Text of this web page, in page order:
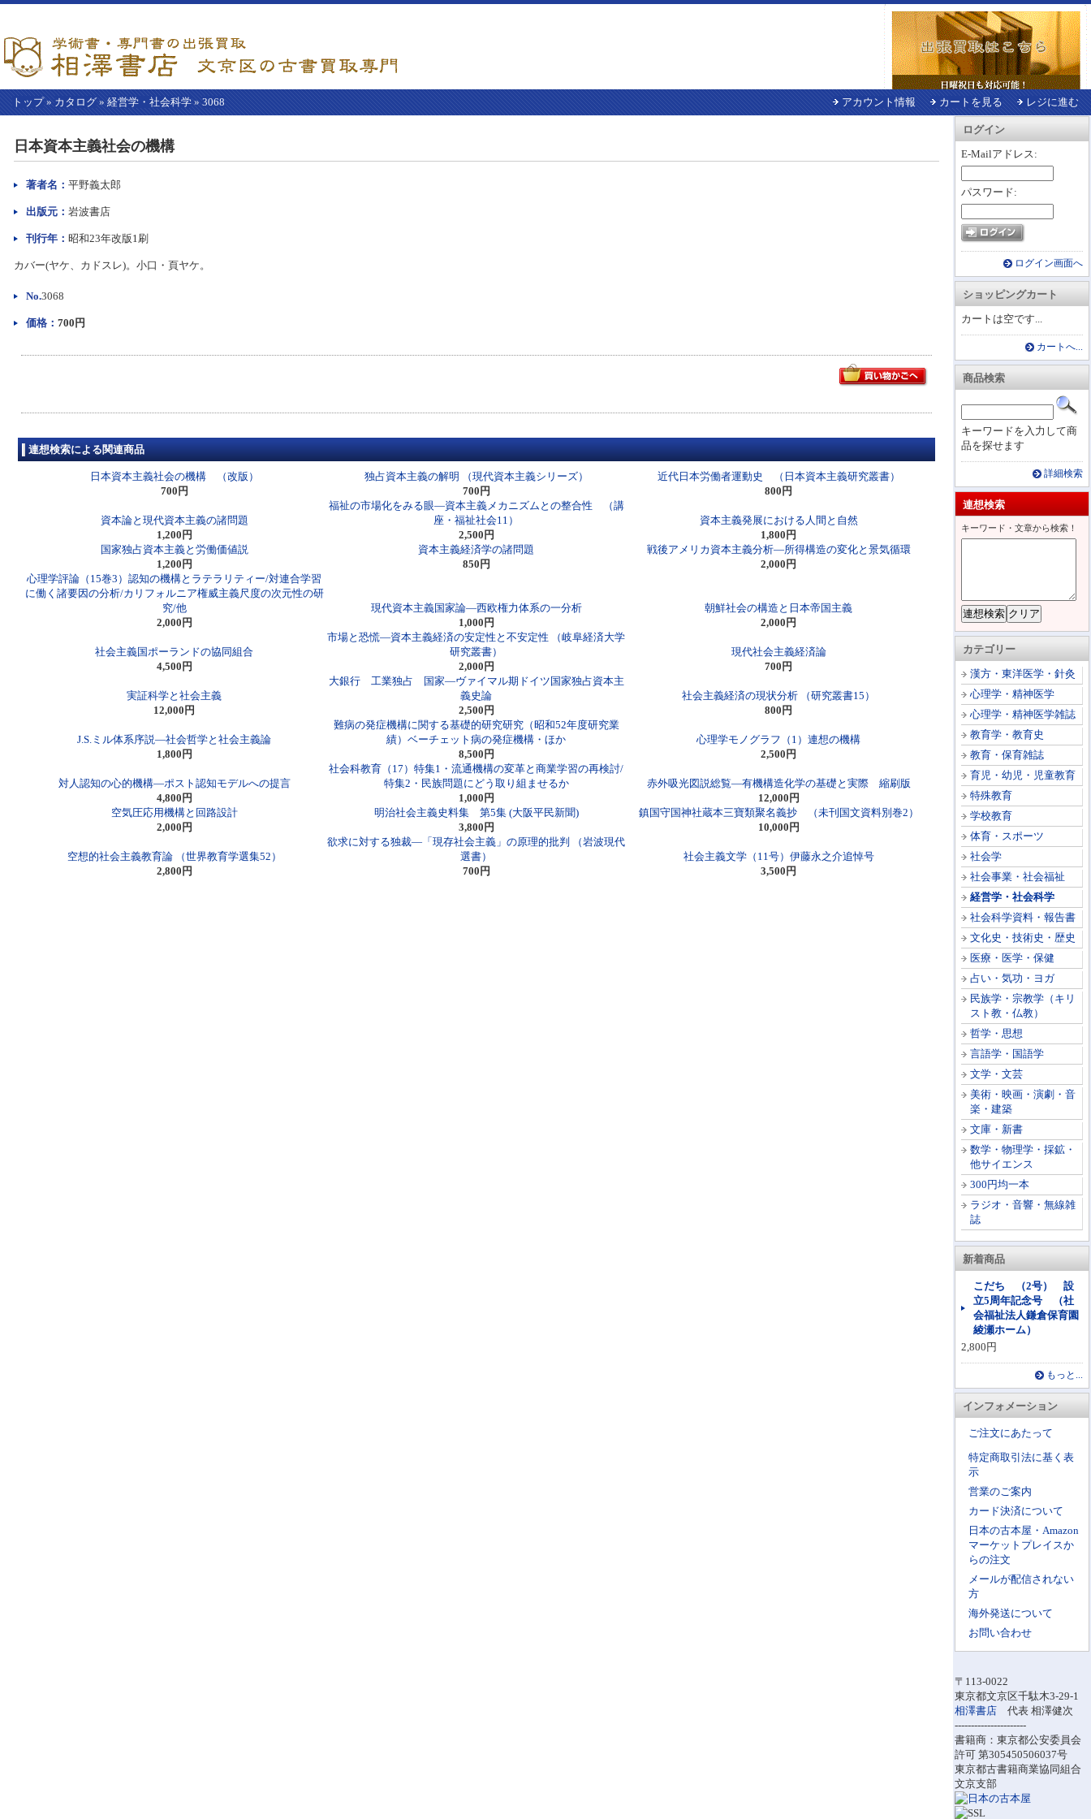
トップ» カタログ » 経営学・社会科学 » 3068 アカウント情報 カートを見る レジに進む
ログイン
E-Mailアドレス:
パスワード:
ログイン画面へ
ショッピングカート
カートは空です...
カートへ...
商品検索
キーワードを入力して商
品を探せます
詳細検索
連想検索
キーワード・文章から検索！
カテゴリー
漢方・東洋医学・針灸
心理学・精神医学
心理学・精神医学雑誌
教育学・教育史
教育・保育雑誌
育児・幼児・児童教育
特殊教育
学校教育
体育・スポーツ
社会学
社会事業・社会福祉
経営学・社会科学
社会科学資料・報告書
文化史・技術史・歴史
医療・医学・保健
占い・気功・ヨガ
民族学・宗教学（キリ
スト教・仏教）
哲学・思想
言語学・国語学
文学・文芸
美術・映画・演劇・音
楽・建築
文庫・新書
数学・物理学・採鉱・
他サイエンス
300円均一本
ラジオ・音響・無線雑
誌
新着商品
こだち （2号） 設
立5周年記念号 （社
会福祉法人鎌倉保育園
綾瀬ホーム）
2,800円
もっと...
インフォメーション
ご注文にあたって
特定商取引法に基く表
示
営業のご案内
カード決済について
日本の古本屋・Amazon
マーケットプレイスか
らの注文
メールが配信されない
方
海外発送について
お問い合わせ
〒113-0022
東京都文京区千駄木3-29-1
相澤書店 代表 相澤健次
----------------------
書籍商：東京都公安委員会
許可 第305450506037号
東京都古書籍商業協同組合
文京支部
本
日本資本主義社会の機構
著者名： 平野義太郎
出版元： 岩波書店
刊行年： 昭和23年改版1刷
カバー(ヤケ、カドスレ)。小口・頁ヤケ。
No.3068
価格： 700円
連想検索による関連商品
日本資本主義社会の機構 （改版）
700円
独占資本主義の解明 （現代資本主義シリーズ）
700円
近代日本労働者運動史 （日本資本主義研究叢書）
800円
資本論と現代資本主義の諸問題
1,200円
福祉の市場化をみる眼―資本主義メカニズムとの整合性 （講
座・福祉社会11）
2,500円
資本主義発展における人間と自然
1,800円
国家独占資本主義と労働価値説
1,200円
資本主義経済学の諸問題
850円
戦後アメリカ資本主義分析―所得構造の変化と景気循環
2,000円
心理学評論（15巻3）認知の機構とラテラリティー/対連合学習
に働く諸要因の分析/カリフォルニア権威主義尺度の次元性の研
究/他
2,000円
現代資本主義国家論―西欧権力体系の一分析
1,000円
朝鮮社会の構造と日本帝国主義
2,000円
社会主義国ポーランドの協同組合
4,500円
市場と恐慌―資本主義経済の安定性と不安定性 （岐阜経済大学
研究叢書）
2,000円
現代社会主義経済論
700円
実証科学と社会主義
12,000円
大銀行 工業独占 国家―ヴァイマル期ドイツ国家独占資本主
義史論
2,500円
社会主義経済の現状分析 （研究叢書15）
800円
J.S.ミル体系序説―社会哲学と社会主義論
1,800円
難病の発症機構に関する基礎的研究研究（昭和52年度研究業
績）ベーチェット病の発症機構・ほか
8,500円
心理学モノグラフ（1）連想の機構
2,500円
対人認知の心的機構―ポスト認知モデルへの提言
4,800円
社会科教育（17）特集1・流通機構の変革と商業学習の再検討/
特集2・民族問題にどう取り組ませるか
1,000円
赤外吸光図説総覧―有機構造化学の基礎と実際 縮刷版
12,000円
空気圧応用機構と回路設計
2,000円
明治社会主義史料集 第5集 (大阪平民新聞)
3,800円
鎮国守国神社蔵本三寶類聚名義抄 （未刊国文資料別巻2）
10,000円
空想的社会主義教育論 （世界教育学選集52）
2,800円
欲求に対する独裁―「現存社会主義」の原理的批判 （岩波現代
選書）
700円
社会主義文学（11号）伊藤永之介追悼号
3,500円